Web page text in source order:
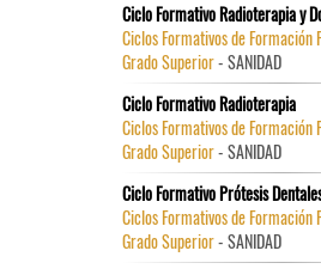
Ciclo Formativo Radioterapia y
Ciclos Formativos de Formación
Grado Superior- SANIDAD
Ciclo Formativo Radioterapia
Ciclos Formativos de Formación
Grado Superior- SANIDAD
Ciclo Formativo Prótesis
Ciclos Formativos de Formación
Grado Superior- SANIDAD